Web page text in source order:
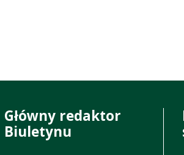
Główny redaktor
Biuletynu